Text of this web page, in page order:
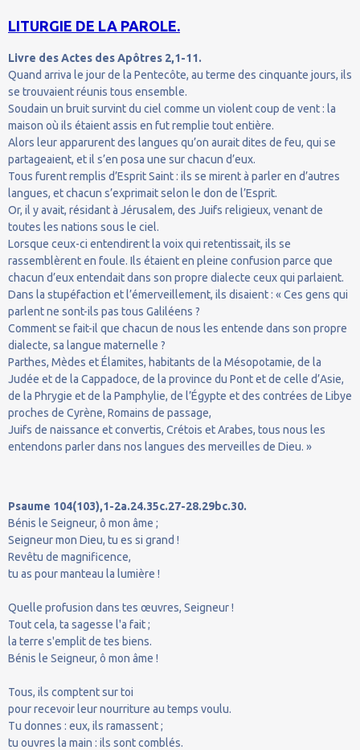
LITURGIE DE LA PAROLE.
Livre des Actes des Apôtres 2,1-11.
Quand arriva le jour de la Pentecôte, au terme des cinquante jours, ils
se trouvaient réunis tous ensemble.
Soudain un bruit survint du ciel comme un violent coup de vent : la
maison où ils étaient assis en fut remplie tout entière.
Alors leur apparurent des langues qu’on aurait dites de feu, qui se
partageaient, et il s’en posa une sur chacun d’eux.
Tous furent remplis d’Esprit Saint : ils se mirent à parler en d’autres
langues, et chacun s’exprimait selon le don de l’Esprit.
Or, il y avait, résidant à Jérusalem, des Juifs religieux, venant de
toutes les nations sous le ciel.
Lorsque ceux-ci entendirent la voix qui retentissait, ils se
rassemblèrent en foule. Ils étaient en pleine confusion parce que
chacun d’eux entendait dans son propre dialecte ceux qui parlaient.
Dans la stupéfaction et l’émerveillement, ils disaient : « Ces gens qui
parlent ne sont-ils pas tous Galiléens ?
Comment se fait-il que chacun de nous les entende dans son propre
dialecte, sa langue maternelle ?
Parthes, Mèdes et Élamites, habitants de la Mésopotamie, de la
Judée et de la Cappadoce, de la province du Pont et de celle d’Asie,
de la Phrygie et de la Pamphylie, de l’Égypte et des contrées de Libye
proches de Cyrène, Romains de passage,
Juifs de naissance et convertis, Crétois et Arabes, tous nous les
entendons parler dans nos langues des merveilles de Dieu. »
Psaume 104(103),1-2a.24.35c.27-28.29bc.30.
Bénis le Seigneur, ô mon âme ;
Seigneur mon Dieu, tu es si grand !
Revêtu de magnificence,
tu as pour manteau la lumière !
Quelle profusion dans tes œuvres, Seigneur !
Tout cela, ta sagesse l'a fait ;
la terre s'emplit de tes biens.
Bénis le Seigneur, ô mon âme !
Tous, ils comptent sur toi
pour recevoir leur nourriture au temps voulu.
Tu donnes : eux, ils ramassent ;
tu ouvres la main : ils sont comblés.